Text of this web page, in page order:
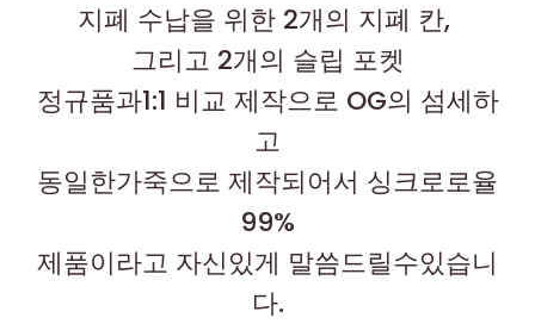
지폐 수납을 위한 2개의 지폐 칸,
그리고 2개의 슬립 포켓
정규품과1:1 비교 제작으로 OG의 섬세하
고
동일한가죽으로 제작되어서 싱크로로율
99%
제품이라고 자신있게 말씀드릴수있습니
다.